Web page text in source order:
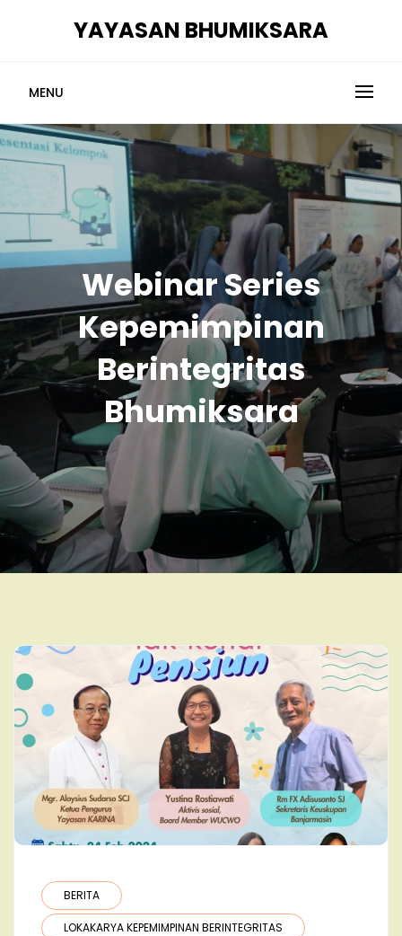
YAYASAN BHUMIKSARA
MENU
Webinar Series
Kepemimpinan
Berintegritas
Bhumiksara
BERITA
LOKAKARYA KEPEMIMPINAN BERINTEGRITAS